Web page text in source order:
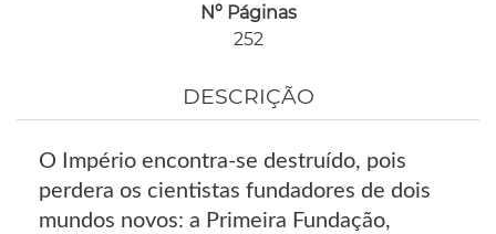
Nº Páginas
252
DESCRIÇÃO
O Império encontra-se destruído, pois
perdera os cientistas fundadores de dois
mundos novos: a Primeira Fundação,